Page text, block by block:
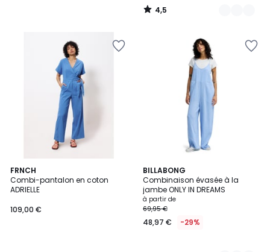
4,5
/
FRNCH
Combi-pantalon en coton
ADRIELLE
109,00 €
BILLABONG
Combinaison évasée à la
jambe ONLY IN DREAMS
à partir de
69,95 €
48,97 € -29%
3
Couleurs